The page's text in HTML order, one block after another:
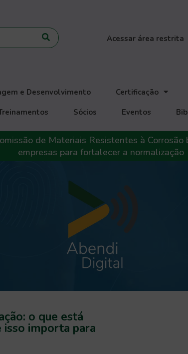
Acessar área restrita
e Desenvolvimento Certificação
Sócios Eventos
busca novos profissionais e
Blog
o que está
importa para